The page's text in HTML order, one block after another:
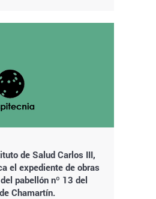
de Salud Carlos III,
el expediente de obras
pabellón nº 13 del
Chamartín.